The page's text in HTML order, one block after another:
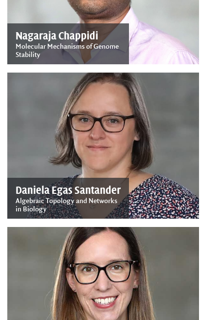
Nagaraja Chappidi
Molecular Mechanisms of Genome
Stability
Daniela Egas Santander
Algebraic Topology and Networks
in Biology